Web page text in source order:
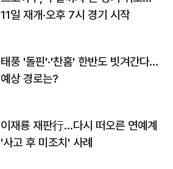
11일 재개·오후 7시 경기 시작
태풍 '돌핀'·'찬홈' 한반도 빗겨간다…
예상 경로는?
이재룡 재판行…다시 떠오른 연예계
'사고 후 미조치' 사례